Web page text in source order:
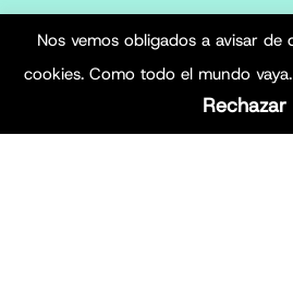
Nos vemos obligados a avisar de
cookies. Como todo el mundo vaya.
Rechazar